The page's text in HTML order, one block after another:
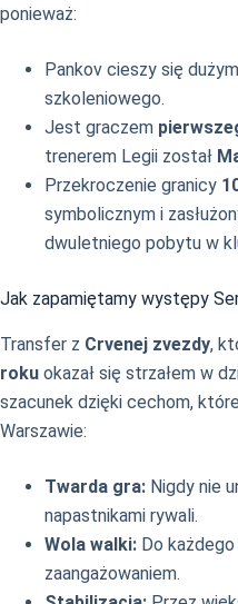
ponieważ:
Pankov cieszy się
szkoleniowego.
Jest graczem
trenerem Legii został
Przekroczenie granicy
symbolicznym i
dwuletniego pobytu w
Jak zapamiętamy występy
Transfer z Crvenej zvezdy,
roku okazał się strzałem w
szacunek dzięki cechom,
Warszawie:
Twarda gra: Nigdy nie
napastnikami rywali.
Wola walki: Do
zaangażowaniem.